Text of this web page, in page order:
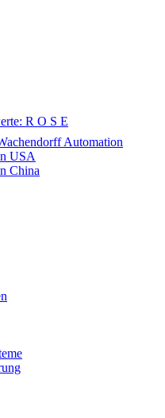
R O S E
Automation
USA
China